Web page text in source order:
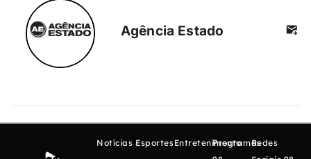
Agência Estado
Notícias EsportesEntretenimento
ProgramasRedes